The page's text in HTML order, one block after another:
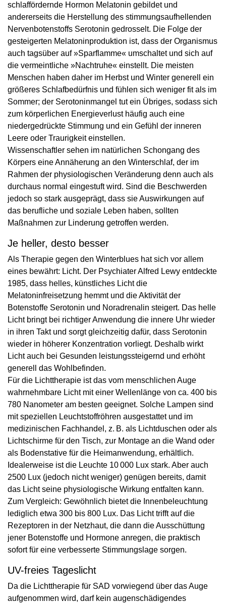
schlaffördernde Hormon Melatonin gebildet und
andererseits die Herstellung des stimmungsaufhellenden
Nervenbotenstoffs Serotonin gedrosselt. Die Folge der
gesteigerten Melatoninproduktion ist, dass der Organismus
auch tagsüber auf »Sparflamme« umschaltet und sich auf
die vermeintliche »Nachtruhe« einstellt. Die meisten
Menschen haben daher im Herbst und Winter generell ein
größeres Schlafbedürfnis und fühlen sich weniger fit als im
Sommer; der Serotoninmangel tut ein Übriges, sodass sich
zum körperlichen Energieverlust häufig auch eine
niedergedrückte Stimmung und ein Gefühl der inneren
Leere oder Traurigkeit einstellen.
Wissenschaftler sehen im natürlichen Schongang des
Körpers eine Annäherung an den Winterschlaf, der im
Rahmen der physiologischen Veränderung denn auch als
durchaus normal eingestuft wird. Sind die Beschwerden
jedoch so stark ausgeprägt, dass sie Auswirkungen auf
das berufliche und soziale Leben haben, sollten
Maßnahmen zur Linderung getroffen werden.
Je heller, desto besser
Als Therapie gegen den Winterblues hat sich vor allem
eines bewährt: Licht. Der Psychiater Alfred Lewy entdeckte
1985, dass helles, künstliches Licht die
Melatoninfreisetzung hemmt und die Aktivität der
Botenstoffe Serotonin und Noradrenalin steigert. Das helle
Licht bringt bei richtiger Anwendung die innere Uhr wieder
in ihren Takt und sorgt gleichzeitig dafür, dass Serotonin
wieder in höherer Konzentration vorliegt. Deshalb wirkt
Licht auch bei Gesunden leistungssteigernd und erhöht
generell das Wohlbefinden.
Für die Lichttherapie ist das vom menschlichen Auge
wahrnehmbare Licht mit einer Wellenlänge von ca. 400 bis
780 Nanometer am besten geeignet. Solche Lampen sind
mit speziellen Leuchtstoffröhren ausgestattet und im
medizinischen Fachhandel, z. B. als Lichtduschen oder als
Lichtschirme für den Tisch, zur Montage an die Wand oder
als Bodenstative für die Heimanwendung, erhältlich.
Idealerweise ist die Leuchte 10 000 Lux stark. Aber auch
2500 Lux (jedoch nicht weniger) genügen bereits, damit
das Licht seine physiologische Wirkung entfalten kann.
Zum Vergleich: Gewöhnlich bietet die Innenbeleuchtung
lediglich etwa 300 bis 800 Lux. Das Licht trifft auf die
Rezeptoren in der Netzhaut, die dann die Ausschüttung
jener Botenstoffe und Hormone anregen, die praktisch
sofort für eine verbesserte Stimmungslage sorgen.
UV-freies Tageslicht
Da die Lichttherapie für SAD vorwiegend über das Auge
aufgenommen wird, darf kein augenschädigendes